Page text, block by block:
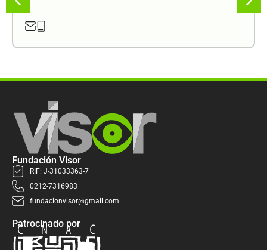
Fundación Visor
RIF: J-31033363-7
0212-7316983
fundacionvisor@gmail.com
Patrocinado por